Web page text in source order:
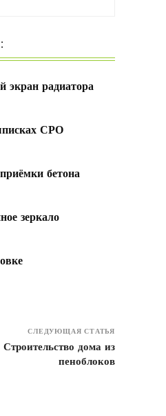
экран радиатора
СРО
бетона
зеркало
СЛЕДУЮЩАЯ СТАТЬЯ
Строительство дома из
пеноблоков